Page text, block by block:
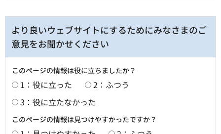
より良いウェブサイトにするためにみなさまのご
意見をお聞かせください
このページの情報は役に立ちましたか？
1：役に立った
2：ふつう
3：役に立たなかった
このページの情報は見つけやすかったですか？